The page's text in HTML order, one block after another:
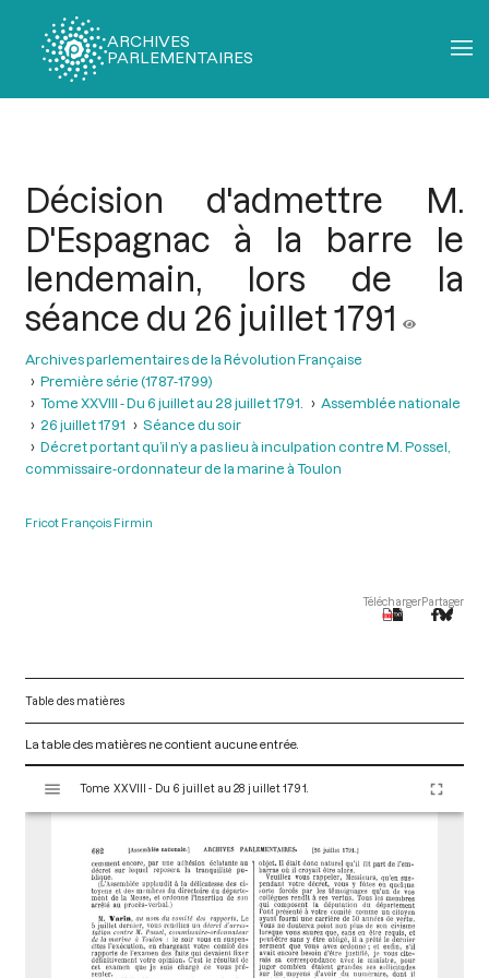
ARCHIVES
PARLEMENTAIRES
Décision d'admettre M.
D'Espagnac à la barre le
lendemain, lors de la
séance du 26 juillet 1791
Archives parlementaires de la Révolution Française
Première série (1787-1799)
Tome XXVIII - Du 6 juillet au 28 juillet 1791.
Assemblée nationale
26 juillet 1791
Séance du soir
Décret portant qu’il n’y a pas lieu à inculpation contre M. Possel,
commissaire-ordonnateur de la marine à Toulon
Fricot François Firmin
TéléchargerPartager
Table des matières
La table des matières ne contient aucune entrée.
s
Tome XXVIII - Du 6 juillet au 28 juillet 1791.